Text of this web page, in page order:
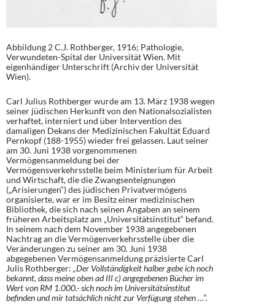
Abbildung 2 C.J. Rothberger, 1916; Pathologie,
Verwundeten-Spital der Universität Wien. Mit
eigenhändiger Unterschrift (Archiv der Universität
Wien).
Carl Julius Rothberger wurde am 13. März 1938 wegen
seiner jüdischen Herkunft von den Nationalsozialisten
verhaftet, interniert und über Intervention des
damaligen Dekans der Medizinischen Fakultät Eduard
Pernkopf (188-1955) wieder frei gelassen. Laut seiner
am 30. Juni 1938 vorgenommenen
Vermögensanmeldung bei der
Vermögensverkehrsstelle beim Ministerium für Arbeit
und Wirtschaft, die die Zwangsenteignungen
(„Arisierungen“) des jüdischen Privatvermögens
organisierte, war er im Besitz einer medizinischen
Bibliothek, die sich nach seinen Angaben an seinem
früheren Arbeitsplatz am „Universitätsinstitut“ befand.
In seinem nach dem November 1938 angegebenen
Nachtrag an die Vermögenverkehrsstelle über die
Veränderungen zu seiner am 30. Juni 1938
abgegebenen Vermögensanmeldung präzisierte Carl
Julis Rothberger: „Der Vollständigkeit halber gebe ich noch
bekannt, dass meine oben ad III c) angegebenen Bücher im
Wert von RM 1.000.- sich noch im Universitätsinstitut
befinden und mir tatsächlich nicht zur Verfügung stehen …“.